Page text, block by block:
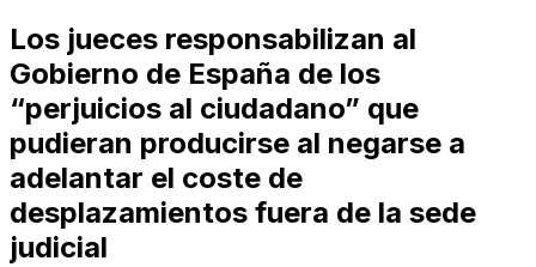
Los jueces responsabilizan al
Gobierno de España de los
“perjuicios al ciudadano” que
pudieran producirse al negarse a
adelantar el coste de
desplazamientos fuera de la sede
judicial